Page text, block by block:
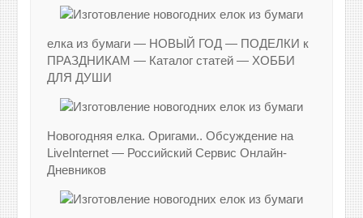
елка из бумаги — НОВЫЙ ГОД — ПОДЕЛКИ к
ПРАЗДНИКАМ — Каталог статей — ХОББИ
ДЛЯ ДУШИ
Новогодняя елка. Оригами.. Обсуждение на
LiveInternet — Российский Сервис Онлайн-
Дневников